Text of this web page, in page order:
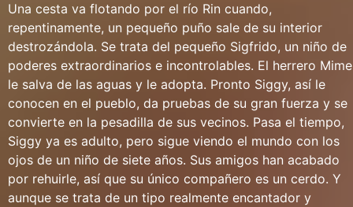
Una cesta va flotando por el río Rin cuando,
repentinamente, un pequeño puño sale de su interior
destrozándola. Se trata del pequeño Sigfrido, un niño de
poderes extraordinarios e incontrolables. El herrero Mime
le salva de las aguas y le adopta. Pronto Siggy, así le
conocen en el pueblo, da pruebas de su gran fuerza y se
convierte en la pesadilla de sus vecinos. Pasa el tiempo,
Siggy ya es adulto, pero sigue viendo el mundo con los
ojos de un niño de siete años. Sus amigos han acabado
por rehuirle, así que su único compañero es un cerdo. Y
aunque se trata de un tipo realmente encantador y